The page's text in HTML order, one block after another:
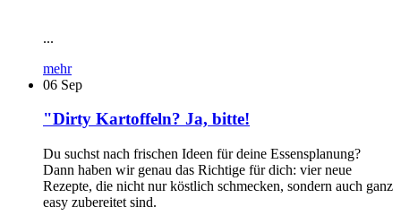
...
mehr
06 Sep
"Dirty Kartoffeln? Ja, bitte!
Du suchst nach frischen Ideen für deine Essensplanung?
Dann haben wir genau das Richtige für dich: vier neue
Rezepte, die nicht nur köstlich schmecken, sondern auch ganz
easy zubereitet sind.